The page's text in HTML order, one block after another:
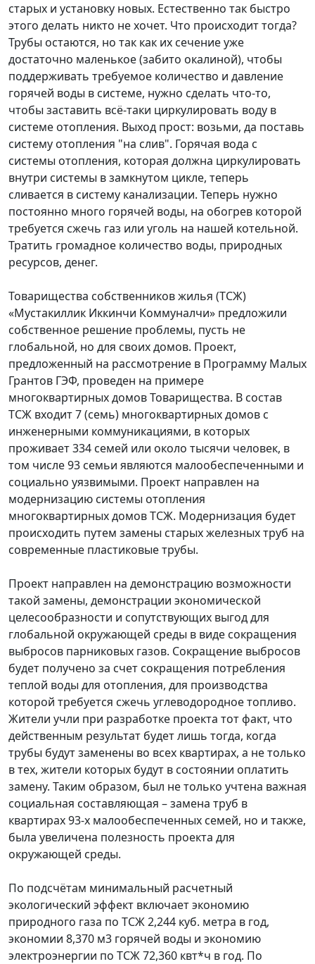
старых и установку новых. Естественно так быстро
этого делать никто не хочет. Что происходит тогда?
Трубы остаются, но так как их сечение уже
достаточно маленькое (забито окалиной), чтобы
поддерживать требуемое количество и давление
горячей воды в системе, нужно сделать что-то,
чтобы заставить всё-таки циркулировать воду в
системе отопления. Выход прост: возьми, да поставь
систему отопления "на слив". Горячая вода с
системы отопления, которая должна циркулировать
внутри системы в замкнутом цикле, теперь
сливается в систему канализации. Теперь нужно
постоянно много горячей воды, на обогрев которой
требуется сжечь газ или уголь на нашей котельной.
Тратить громадное количество воды, природных
ресурсов, денег.
Товарищества собственников жилья (ТСЖ)
«Мустакиллик Иккинчи Коммуналчи» предложили
собственное решение проблемы, пусть не
глобальной, но для своих домов. Проект,
предложенный на рассмотрение в Программу Малых
Грантов ГЭФ, проведен на примере
многоквартирных домов Товарищества. В состав
ТСЖ входит 7 (семь) многоквартирных домов с
инженерными коммуникациями, в которых
проживает 334 семей или около тысячи человек, в
том числе 93 семьи являются малообеспеченными и
социально уязвимыми. Проект направлен на
модернизацию системы отопления
многоквартирных домов ТСЖ. Модернизация будет
происходить путем замены старых железных труб на
современные пластиковые трубы.
Проект направлен на демонстрацию возможности
такой замены, демонстрации экономической
целесообразности и сопутствующих выгод для
глобальной окружающей среды в виде сокращения
выбросов парниковых газов. Сокращение выбросов
будет получено за счет сокращения потребления
теплой воды для отопления, для производства
которой требуется сжечь углеводородное топливо.
Жители учли при разработке проекта тот факт, что
действенным результат будет лишь тогда, когда
трубы будут заменены во всех квартирах, а не только
в тех, жители которых будут в состоянии оплатить
замену. Таким образом, был не только учтена важная
социальная составляющая – замена труб в
квартирах 93-х малообеспеченных семей, но и также,
была увеличена полезность проекта для
окружающей среды.
По подсчётам минимальный расчетный
экологический эффект включает экономию
природного газа по ТСЖ 2,244 куб. метра в год,
экономии 8,370 м3 горячей воды и экономию
электроэнергии по ТСЖ 72,360 квт*ч в год. По